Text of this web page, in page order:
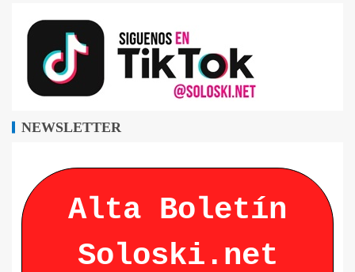
NEWSLETTER
Alta Boletín
Soloski.net